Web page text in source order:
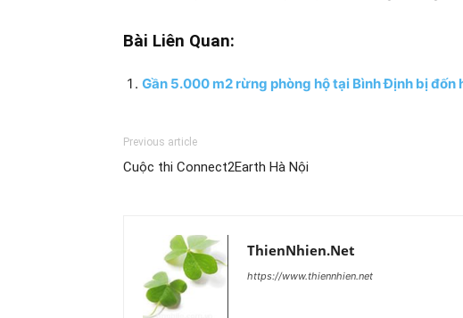
Bài Liên Quan:
Gần 5.000 m2 rừng phòng hộ tại Bình Định bị đốn
Previous article
Cuộc thi Connect2Earth Hà Nội
ThienNhien.Net
https://www.thiennhien.net